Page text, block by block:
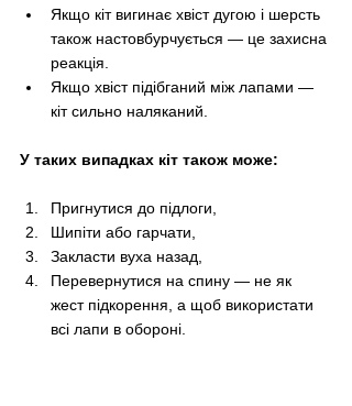
Якщо кіт вигинає хвіст дугою і шерсть
також настовбурчується — це захисна
реакція.
Якщо хвіст підібганий між лапами —
кіт сильно наляканий.
У таких випадках кіт також може:
Пригнутися до підлоги,
Шипіти або гарчати,
Закласти вуха назад,
Перевернутися на спину — не як
жест підкорення, а щоб використати
всі лапи в обороні.